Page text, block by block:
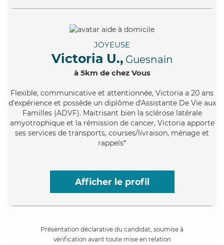
JOYEUSE
Victoria U., Guesnain
à 5km de chez Vous
Flexible, communicative et attentionnée, Victoria a 20 ans
d'expérience et possède un diplôme d'Assistante De Vie aux
Familles (ADVF). Maitrisant bien la sclérose latérale
amyotrophique et la rémission de cancer, Victoria apporte
ses services de transports, courses/livraison, ménage et
rappels*
Afficher le profil
Présentation déclarative du candidat, soumise à
vérification avant toute mise en relation